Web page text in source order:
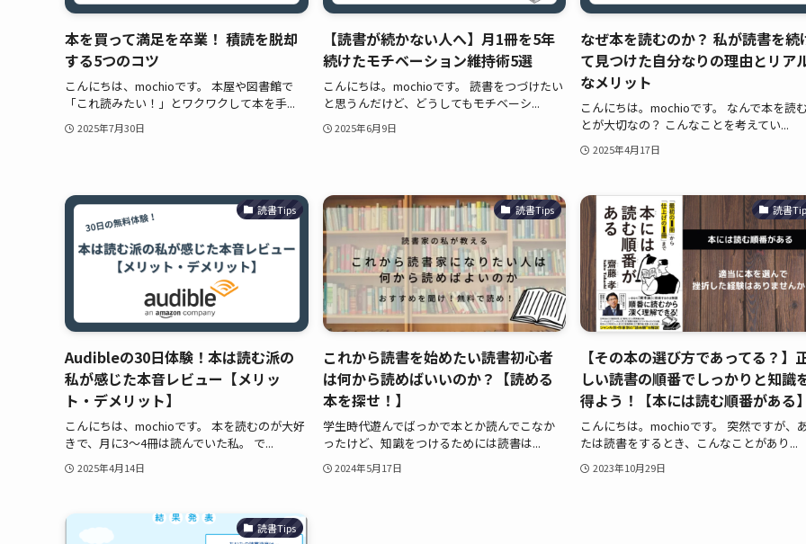
本を買って満足を卒業！ 積読を脱却
する5つのコツ
こんにちは、mochioです。 本屋や図書館で
「これ読みたい！」とワクワクして本を手...
2025年7月30日
【読書が続かない人へ】月1冊を5年
続けたモチベーション維持術5選
こんにちは。mochioです。 読書をつづけたい
と思うんだけど、どうしてもモチベーシ...
2025年6月9日
なぜ本を読むのか？ 私が読書を続
て見つけた自分なりの理由とリア
なメリット
こんにちは。mochioです。 なんで本を読
とが大切なの？ こんなことを考えてい...
2025年4月17日
読書Tips
Audibleの30日体験！本は読む派の
私が感じた本音レビュー【メリッ
ト・デメリット】
こんにちは、mochioです。 本を読むのが大好
きで、月に3～4冊は読んでいた私。 で...
2025年4月14日
読書Tips
これから読書を始めたい読書初心者
は何から読めばいいのか？【読める
本を探せ！】
学生時代遊んでばっかで本とか読んでこなか
ったけど、知識をつけるためには読書は...
2024年5月17日
読書
【その本の選び方であってる？】
しい読書の順番でしっかりと知識
得よう！【本には読む順番がある】
こんにちは。mochioです。 突然ですが、
たは読書をするとき、こんなことがあり...
2023年10月29日
読書Tips